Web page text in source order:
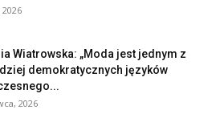
Wiatrowska: „Moda jest jednym z
demokratycznych języków
2026